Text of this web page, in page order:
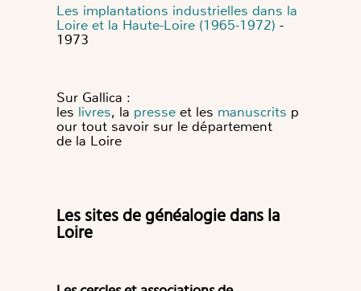
Les implantations industrielles dans la
Loire et la Haute-Loire (1965-1972) -
1973
Sur Gallica :
les livres, la presse et les manuscrits p
our tout savoir sur le département
de la Loire
Les sites de généalogie dans la
Loire